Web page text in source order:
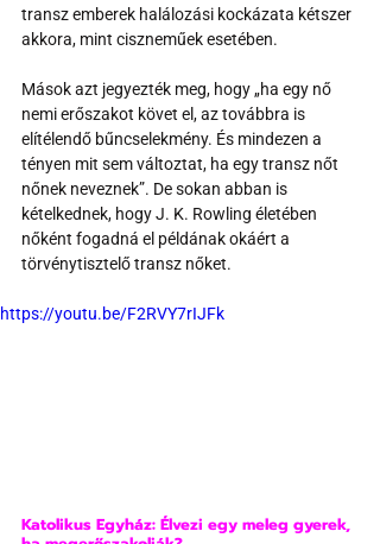
transz emberek halálozási kockázata kétszer
akkora, mint ciszneműek esetében.
Mások azt jegyezték meg, hogy „ha egy nő
nemi erőszakot követ el, az továbbra is
elítélendő bűncselekmény. És mindezen a
tényen mit sem változtat, ha egy transz nőt
nőnek neveznek”. De sokan abban is
kételkednek, hogy J. K. Rowling életében
nőként fogadná el példának okáért a
törvénytisztelő transz nőket.
https://youtu.be/F2RVY7rIJFk
Katolikus Egyház: Élvezi egy meleg gyerek,